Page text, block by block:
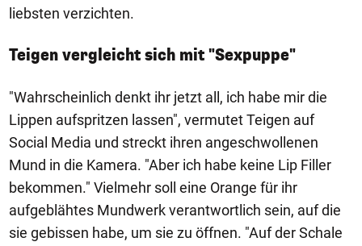
liebsten verzichten.
Teigen vergleicht sich mit "Sexpuppe"
"Wahrscheinlich denkt ihr jetzt all, ich habe mir die
Lippen aufspritzen lassen", vermutet Teigen auf
Social Media und streckt ihren angeschwollenen
Mund in die Kamera. "Aber ich habe keine Lip Filler
bekommen." Vielmehr soll eine Orange für ihr
aufgeblähtes Mundwerk verantwortlich sein, auf die
sie gebissen habe, um sie zu öffnen. "Auf der Schale